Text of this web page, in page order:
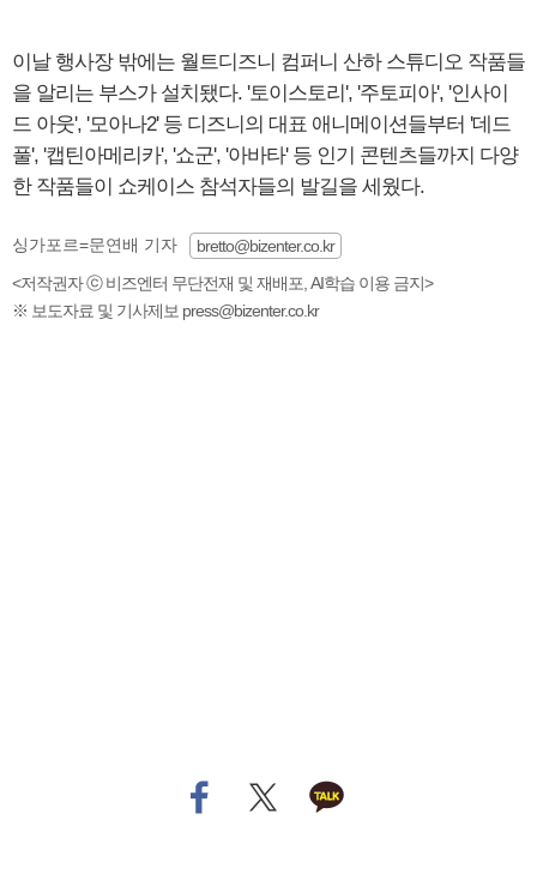
이날 행사장 밖에는 월트디즈니 컴퍼니 산하 스튜디오 작품들
을 알리는 부스가 설치됐다. '토이스토리', '주토피아', '인사이
드 아웃', '모아나2' 등 디즈니의 대표 애니메이션들부터 '데드
풀', '캡틴아메리카', '쇼군', '아바타' 등 인기 콘텐츠들까지 다양
한 작품들이 쇼케이스 참석자들의 발길을 세웠다.
싱가포르=문연배 기자
bretto@bizenter.co.kr
<저작권자 ⓒ 비즈엔터 무단전재 및 재배포, AI학습 이용 금지>
※ 보도자료 및 기사제보 press@bizenter.co.kr